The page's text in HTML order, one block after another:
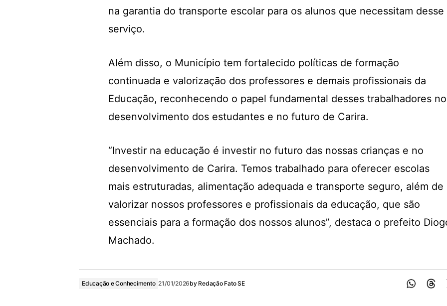
na garantia do transporte escolar para os alunos que necessitam desse
serviço.
Além disso, o Município tem fortalecido políticas de formação
continuada e valorização dos professores e demais profissionais da
Educação, reconhecendo o papel fundamental desses trabalhadores no
desenvolvimento dos estudantes e no futuro de Carira.
“Investir na educação é investir no futuro das nossas crianças e no
desenvolvimento de Carira. Temos trabalhado para oferecer escolas
mais estruturadas, alimentação adequada e transporte seguro, além de
valorizar nossos professores e profissionais da educação, que são
essenciais para a formação dos nossos alunos”, destaca o prefeito
Machado.
Educação e Conhecimento 21/01/2026by Redação Fato SE